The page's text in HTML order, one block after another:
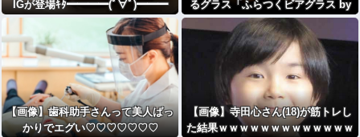
IGが登場ｷﾀ━━━━(ﾟ∀ﾟ)━━━
るグラス「ふらつくビアグラス by
よなよなエール」販売開始
【画像】歯科助手さんって美人ばっ
かりでエグい♡♡♡♡♡♡♡
【画像】寺田心さん(18)が筋トレし
た結果ｗｗｗｗｗｗｗｗｗｗｗｗｗ